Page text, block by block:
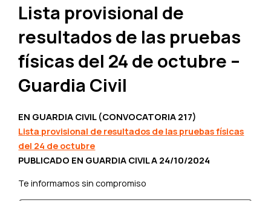
Lista provisional de
resultados de las pruebas
físicas del 24 de octubre –
Guardia Civil
EN GUARDIA CIVIL (CONVOCATORIA 217)
Lista provisional de resultados de las pruebas físicas
del 24 de octubre
PUBLICADO EN GUARDIA CIVIL A 24/10/2024
Te informamos sin compromiso